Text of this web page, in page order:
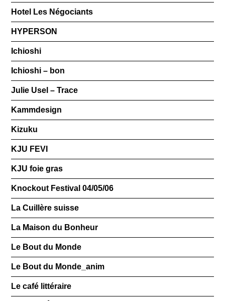
Hotel Les Négociants
HYPERSON
Ichioshi
Ichioshi – bon
Julie Usel – Trace
Kammdesign
Kizuku
KJU FEVI
KJU foie gras
Knockout Festival 04/05/06
La Cuillère suisse
La Maison du Bonheur
Le Bout du Monde
Le Bout du Monde_anim
Le café littéraire